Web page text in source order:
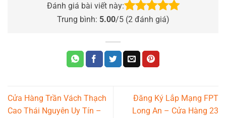
Đánh giá bài viết này:
Trung bình: 5.00/5 (2đánh giá)
Cửa Hàng Trần Vách Thạch
Cao Thái Nguyên Uy Tín –
Đăng Ký Lắp Mạng FPT
Long An – Cửa Hàng 23